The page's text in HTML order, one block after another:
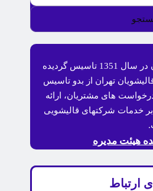
اتحادیه صنف قالیشویان تهران در سال 1351 تاسیس گردیده
تهران از بدو تاسیس
های مشتریان، ارائه
خدمات شرکتهای قالیشویی
هیئت مدیره
ارتباط